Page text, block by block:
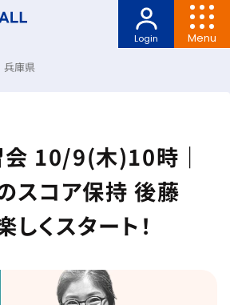
Menu
Login
兵庫県
10/9(木)10時｜
スコア保持 後藤
くスタート！